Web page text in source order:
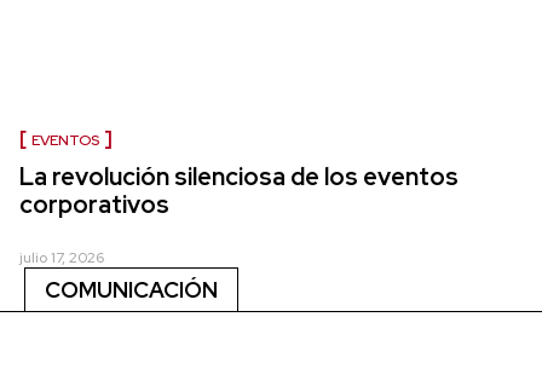
EVENTOS
La revolución silenciosa de los eventos
corporativos
julio 17, 2026
COMUNICACIÓN